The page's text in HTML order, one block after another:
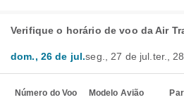
Verifique o horário de voo da Air
dom., 26 de jul.seg., 27 de jul. ter.,
Número do Voo Modelo Avião